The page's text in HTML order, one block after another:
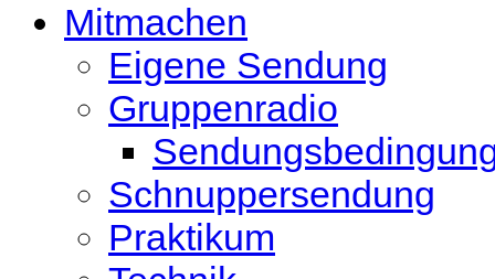
Mitmachen
Eigene Sendung
Gruppenradio
Schnuppersendung
Praktikum